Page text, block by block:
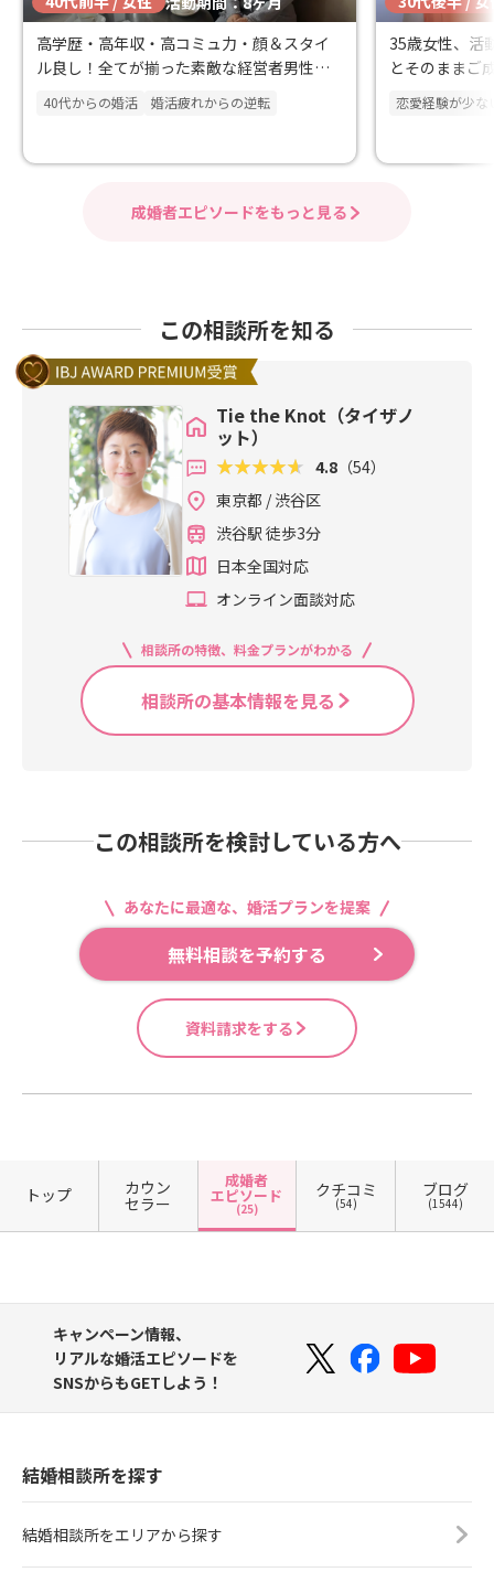
高学歴・高年収・高コミュ力・顔＆スタイ
ル良し！全てが揃った素敵な経営者男性と
ご成婚！
40代からの婚活 婚活疲れからの逆転
35歳女性、活
とそのままご
恋愛経験が少な
成婚者エピソードをもっと見る
この相談所を知る
Tie the Knot（タイザノ
ット）
4.8 （54）
東京都 / 渋谷区
渋谷駅 徒歩3分
日本全国対応
オンライン面談対応
相談所の特徴、料金プランがわかる
相談所の基本情報を見る
この相談所を検討している方へ
あなたに最適な、婚活プランを提案
無料相談を予約する
資料請求をする
トップ カウン
セラー
成婚者
エピソード
(25)
クチコミ
(54)
ブログ
(1544)
キャンペーン情報、
リアルな婚活エピソードを
SNSからもGETしよう！
結婚相談所を探す
結婚相談所をエリアから探す